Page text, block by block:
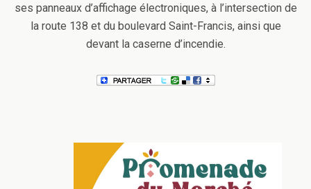
ses panneaux d’affichage électroniques, à l’intersection de
la route 138 et du boulevard Saint-Francis, ainsi que
devant la caserne d’incendie.